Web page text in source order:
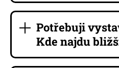
Potřebuji
Kde najdu